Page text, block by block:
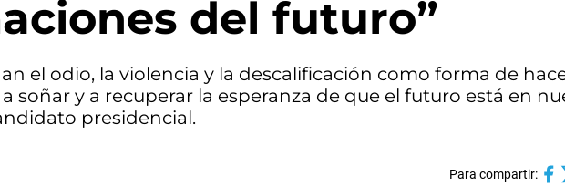
del futuro”
el odio, la violencia y la descalificación como forma de
soñar y a recuperar la esperanza de que el futuro está en
presidencial.
Para compartir: